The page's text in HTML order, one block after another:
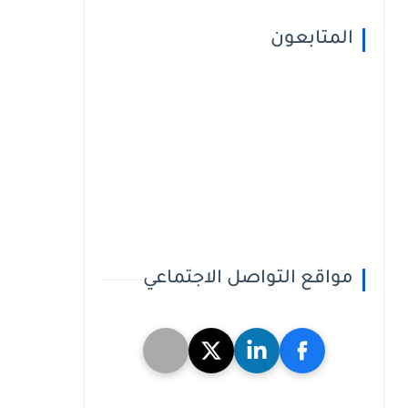
المتابعون
مواقع التواصل الاجتماعي